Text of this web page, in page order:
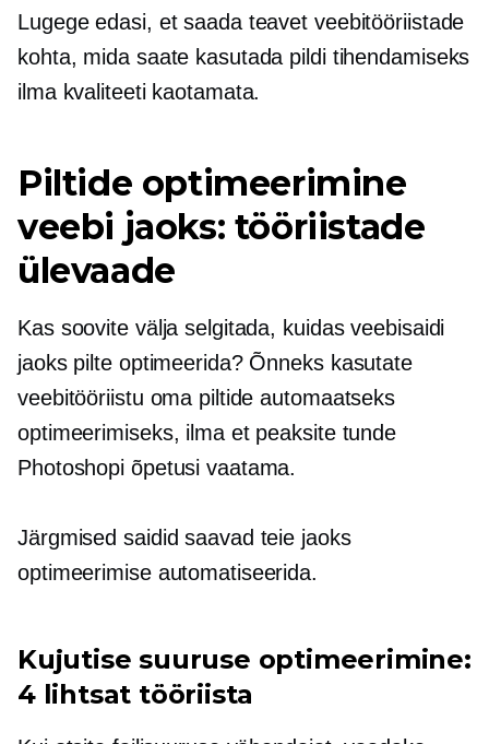
Lugege edasi, et saada teavet veebitööriistade
kohta, mida saate kasutada pildi tihendamiseks
ilma kvaliteeti kaotamata.
Piltide optimeerimine
veebi jaoks: tööriistade
ülevaade
Kas soovite välja selgitada, kuidas veebisaidi
jaoks pilte optimeerida? Õnneks kasutate
veebitööriistu oma piltide automaatseks
optimeerimiseks, ilma et peaksite tunde
Photoshopi õpetusi vaatama.
Järgmised saidid saavad teie jaoks
optimeerimise automatiseerida.
Kujutise suuruse optimeerimine:
4 lihtsat tööriista